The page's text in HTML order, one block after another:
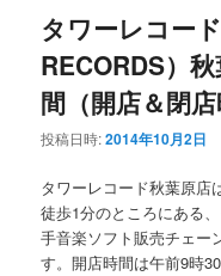
タワーレコー
RECORDS）
間（開店＆閉店
投稿日時:2014年10月2日
タワーレコード秋葉原
徒歩1分のところにある
手音楽ソフト販売チェー
す。開店時間は午前9時